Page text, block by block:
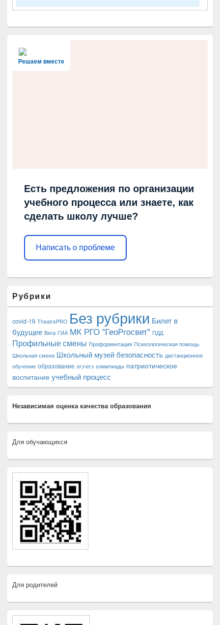
Решаем вместе
Есть предложения по организации
учебного процесса или знаете, как
сделать школу лучше?
Написать о проблеме
Рубрики
covid-19 TheatrePRO Без рубрики Билет в
будущее Вега ГИА МК РГО "ГеоProсвет" ПДД
Профильные смены Профориентация Психологическая помощь
Школьная смена Школьный музей безопасность дистанционное
обучение образование огэ\егэ олимпиады патриотическое
воспитание учебный процесс
Независимая оценка качества образования
Для обучающихся
Для родителей